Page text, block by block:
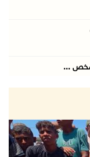
و ...
نحو ...